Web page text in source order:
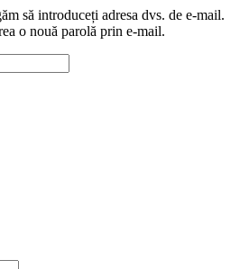
să introduceți adresa dvs. de e-mail.
o nouă parolă prin e-mail.